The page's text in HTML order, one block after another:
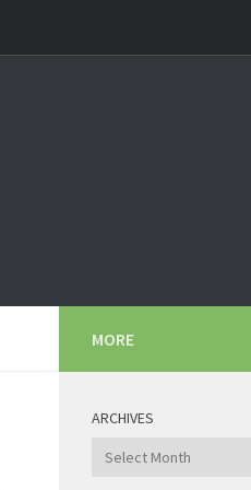
MORE
ARCHIVES
Archives